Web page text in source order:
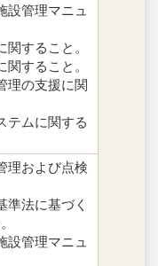
管理マニュ
すること。
すること。
の支援に関
ムに関する
理および点検
法に基づく
管理マニュ